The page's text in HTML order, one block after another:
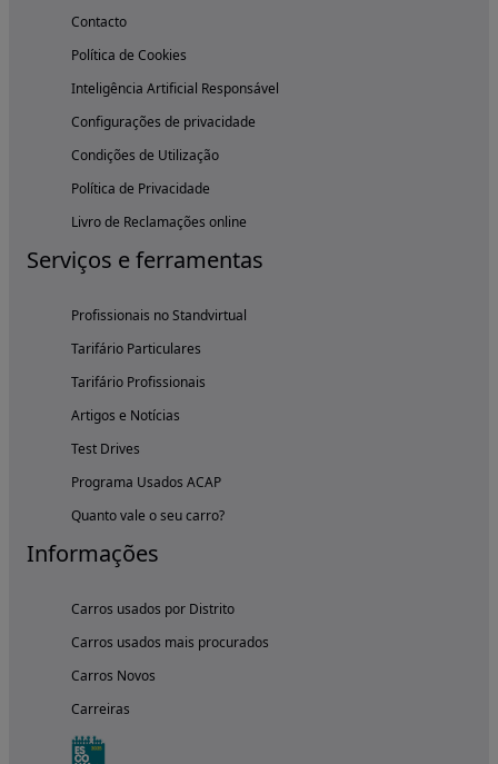
Contacto
Política de Cookies
Inteligência Artificial Responsável
Configurações de privacidade
Condições de Utilização
Política de Privacidade
Livro de Reclamações online
Serviços e ferramentas
Profissionais no Standvirtual
Tarifário Particulares
Tarifário Profissionais
Artigos e Notícias
Test Drives
Programa Usados ACAP
Quanto vale o seu carro?
Informações
Carros usados por Distrito
Carros usados mais procurados
Carros Novos
Carreiras